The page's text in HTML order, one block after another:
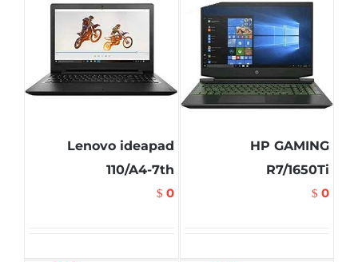
HP GAMING
R7/1650Ti
$ 0
Lenovo ideapad
110/A4-7th
$ 0